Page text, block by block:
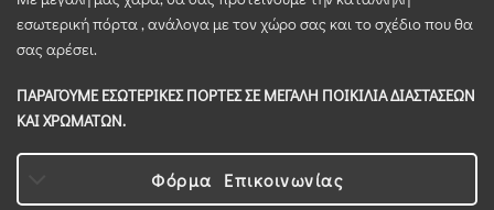
εσωτερική πόρτα , ανάλογα με τον χώρο σας και το σχέδιο που θα
σας αρέσει.
ΠΑΡΑΓΟΥΜΕ ΕΣΩΤΕΡΙΚΕΣ ΠΟΡΤΕΣ ΣΕ ΜΕΓΑΛΗ ΠΟΙΚΙΛΙΑ ΔΙΑΣΤΑΣΕΩΝ
ΚΑΙ ΧΡΩΜΑΤΩΝ.
Φόρμα Επικοινωνίας